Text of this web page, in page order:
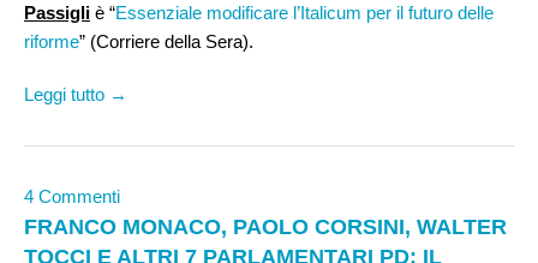
Passigli è “Essenziale modificare l’Italicum per il futuro delle
riforme” (Corriere della Sera).
Leggi tutto →
4 Commenti
FRANCO MONACO, PAOLO CORSINI, WALTER
TOCCI E ALTRI 7 PARLAMENTARI PD: IL